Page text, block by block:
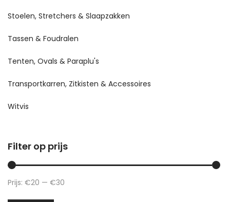
Stoelen, Stretchers & Slaapzakken
Tassen & Foudralen
Tenten, Ovals & Paraplu's
Transportkarren, Zitkisten & Accessoires
Witvis
Filter op prijs
Prijs: €20 — €30